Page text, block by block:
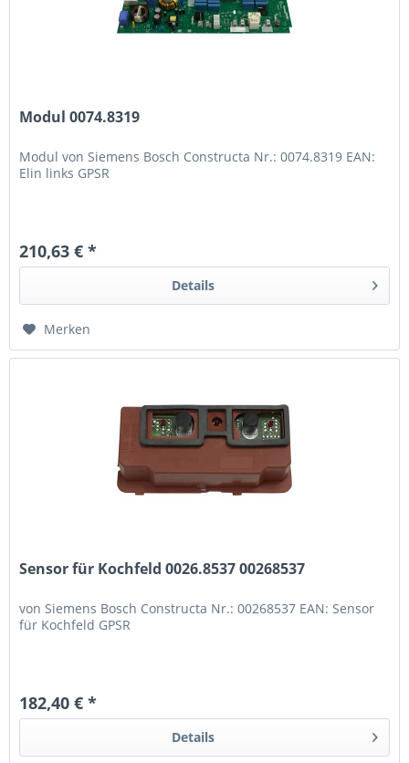
Modul 0074.8319
Modul von Siemens Bosch Constructa Nr.: 0074.8319 EAN:
Elin links GPSR
210,63 € *
Details
Merken
Sensor für Kochfeld 0026.8537 00268537
von Siemens Bosch Constructa Nr.: 00268537 EAN: Sensor
für Kochfeld GPSR
182,40 € *
Details